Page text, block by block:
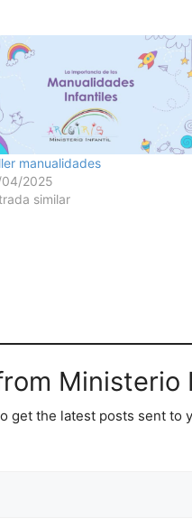
manualidades
04/2025
similar
Ministerio
get the latest posts sent to